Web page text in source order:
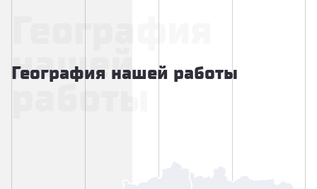
нашей
работы
География нашей работы